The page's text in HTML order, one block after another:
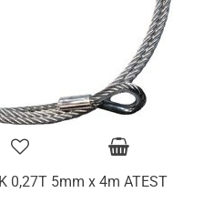
0,27T 5mm x 4m ATEST